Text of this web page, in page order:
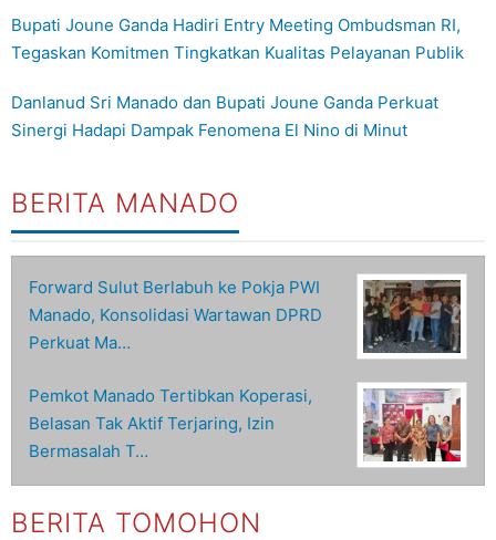
Bupati Joune Ganda Hadiri Entry Meeting Ombudsman RI,
Tegaskan Komitmen Tingkatkan Kualitas Pelayanan Publik
Danlanud Sri Manado dan Bupati Joune Ganda Perkuat
Sinergi Hadapi Dampak Fenomena El Nino di Minut
BERITA MANADO
Forward Sulut Berlabuh ke Pokja PWI
Manado, Konsolidasi Wartawan DPRD
Perkuat Ma…
Pemkot Manado Tertibkan Koperasi,
Belasan Tak Aktif Terjaring, Izin
Bermasalah T…
BERITA TOMOHON